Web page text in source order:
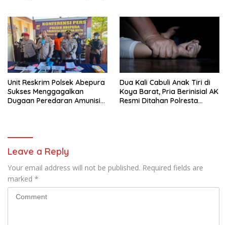
Unit Reskrim Polsek Abepura
Sukses Menggagalkan
Dugaan Peredaran Amunisi
Dua Kali Cabuli Anak Tiri di
Koya Barat, Pria Berinisial AK
Resmi Ditahan Polresta
Leave a Reply
Your email address will not be published. Required fields are
marked *